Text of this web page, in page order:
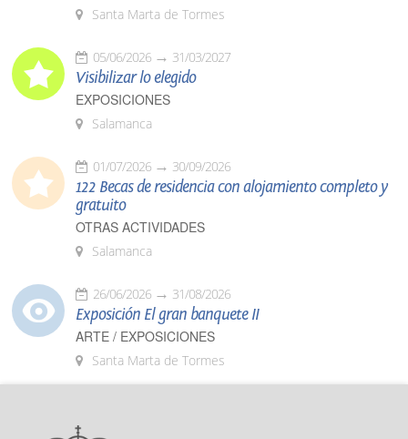
Santa Marta de Tormes
05/06/2026 31/03/2027
Visibilizar lo elegido
EXPOSICIONES
Salamanca
01/07/2026 30/09/2026
122 Becas de residencia con alojamiento completo y
gratuito
OTRAS ACTIVIDADES
Salamanca
26/06/2026 31/08/2026
Exposición El gran banquete II
ARTE / EXPOSICIONES
Santa Marta de Tormes